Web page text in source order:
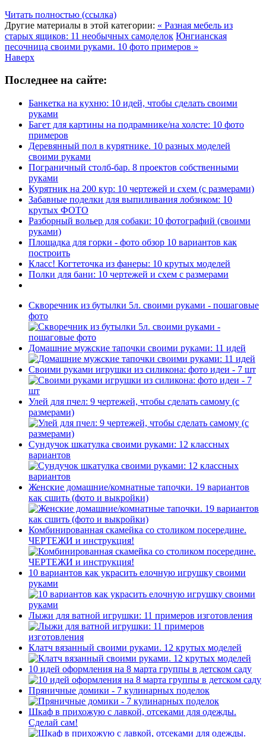
Читать полностью (ссылка)
Другие материалы в этой категории: « Разная мебель из
старых ящиков: 11 необычных самоделок Юнгианская
песочница своими руками. 10 фото примеров »
Наверх
Последнее на сайте:
Банкетка на кухню: 10 идей, чтобы сделать своими
руками
Багет для картины на подрамнике/на холсте: 10 фото
примеров
Деревянный пол в курятнике. 10 разных моделей
своими руками
Пограничный столб-бар. 8 проектов собственными
руками
Курятник на 200 кур: 10 чертежей и схем (с размерами)
Забавные поделки для выпиливания лобзиком: 10
крутых ФОТО
Разборный вольер для собаки: 10 фотографий (своими
руками)
Площадка для горки - фото обзор 10 вариантов как
построить
Класс! Когтеточка из фанеры: 10 крутых моделей
Полки для бани: 10 чертежей и схем с размерами
Скворечник из бутылки 5л. своими руками - пошаговые
фото
Домашние мужские тапочки своими руками: 11 идей
Своими руками игрушки из силикона: фото идеи - 7 шт
Улей для пчел: 9 чертежей, чтобы сделать самому (с
размерами)
Сундучок шкатулка своими руками: 12 классных
вариантов
Женские домашние/комнатные тапочки. 19 вариантов
как сшить (фото и выкройки)
Комбинированная скамейка со столиком посередине.
ЧЕРТЕЖИ и инструкция!
10 вариантов как украсить елочную игрушку своими
руками
Лыжи для ватной игрушки: 11 примеров изготовления
Клатч вязанный своими руками. 12 крутых моделей
10 идей оформления на 8 марта группы в детском саду
Пряничные домики - 7 кулинарных поделок
Шкаф в прихожую с лавкой, отсеками для одежды.
Сделай сам!